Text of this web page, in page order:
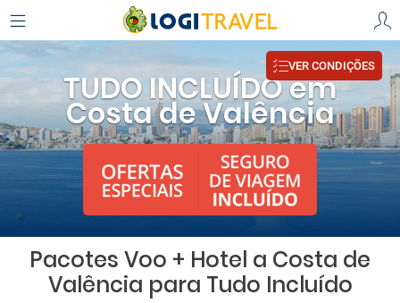
TUDO INCLUÍDO em
Costa de Valência
VER CONDIÇÕES
Pacotes Voo + Hotel a Costa de
Valência para Tudo Incluído